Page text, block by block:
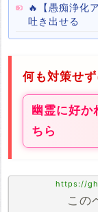
🔥【愚痴浄化
吐き出せる
何も対策せ
幽霊に好か
ちら
https://
この